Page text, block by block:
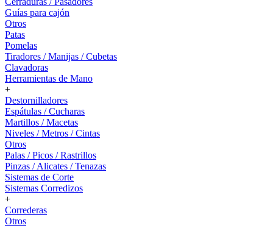
Guías para cajón
Otros
Patas
Pomelas
Tiradores / Manijas / Cubetas
Clavadoras
Herramientas de Mano
+
Destornilladores
Espátulas / Cucharas
Martillos / Macetas
Niveles / Metros / Cintas
Otros
Palas / Picos / Rastrillos
Pinzas / Alicates / Tenazas
Sistemas de Corte
Sistemas Corredizos
+
Correderas
Otros